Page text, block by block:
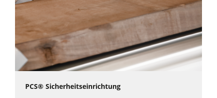
PCS® Sicherheitseinrichtung